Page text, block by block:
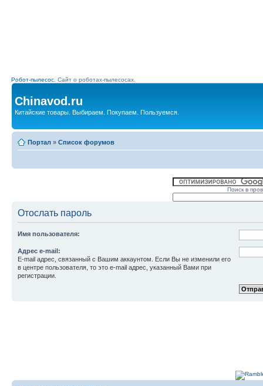
Робот-пылесос. Сайт о роботах-пылесосах.
Chinavod.ru
Китайские товары. Выбираем. Покупаем. Пользуемся.
Портал » Список форумов
Поиск в
Отослать пароль
Имя пользователя:
Адрес e-mail:
E-mail адрес, связанный с Вашим аккаунтом. Если Вы не изменили его
в центре пользователя, то это e-mail адрес, указанный Вами при
регистрации.